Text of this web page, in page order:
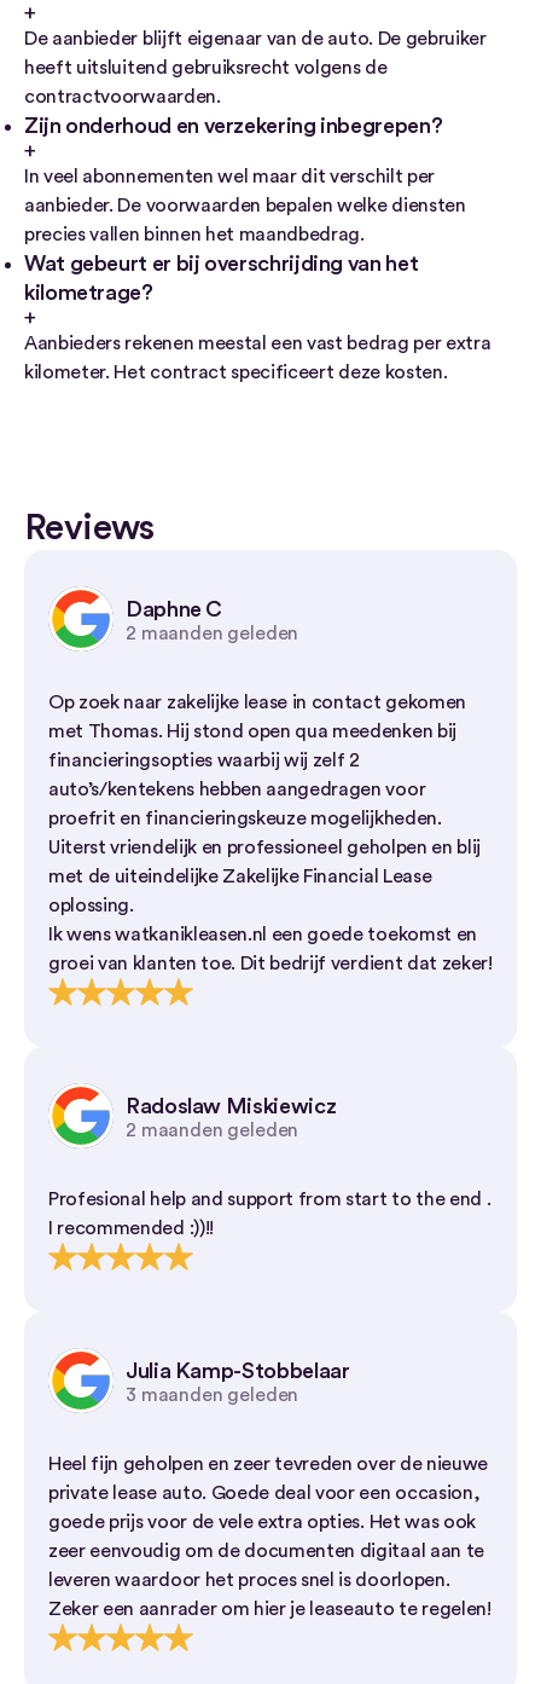
De aanbieder blijft eigenaar van de auto. De gebruiker
heeft uitsluitend gebruiksrecht volgens de
contractvoorwaarden.
Zijn onderhoud en verzekering inbegrepen?
In veel abonnementen wel maar dit verschilt per
aanbieder. De voorwaarden bepalen welke diensten
precies vallen binnen het maandbedrag.
Wat gebeurt er bij overschrijding van het
kilometrage?
Aanbieders rekenen meestal een vast bedrag per extra
kilometer. Het contract specificeert deze kosten.
Reviews
Daphne C
2 maanden geleden
Op zoek naar zakelijke lease in contact gekomen
met Thomas. Hij stond open qua meedenken bij
financieringsopties waarbij wij zelf 2
auto’s/kentekens hebben aangedragen voor
proefrit en financieringskeuze mogelijkheden.
Uiterst vriendelijk en professioneel geholpen en blij
met de uiteindelijke Zakelijke Financial Lease
oplossing.
Ik wens watkanikleasen.nl een goede toekomst en
groei van klanten toe. Dit bedrijf verdient dat zeker!
Radoslaw Miskiewicz
2 maanden geleden
Profesional help and support from start to the end .
I recommended :))!!
Julia Kamp-Stobbelaar
3 maanden geleden
Heel fijn geholpen en zeer tevreden over de nieuwe
private lease auto. Goede deal voor een occasion,
goede prijs voor de vele extra opties. Het was ook
zeer eenvoudig om de documenten digitaal aan te
leveren waardoor het proces snel is doorlopen.
Zeker een aanrader om hier je leaseauto te regelen!